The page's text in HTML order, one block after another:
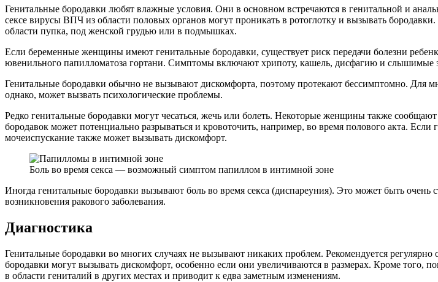
Генитальные бородавки любят влажные условия. Они в основном встречаются в генитальной и
сексе вирусы ВПЧ из области половых органов могут проникать в ротоглотку и вызывать
области пупка, под женской грудью или в подмышках.
Если беременные женщины имеют генитальные бородавки, существует риск передачи болезни
ювенильного папилломатоза гортани. Симптомы включают хрипоту, кашель, дисфагию и слышимые
Генитальные бородавки обычно не вызывают дискомфорта, поэтому протекают бессимптомно. Для
однако, может вызвать психологические проблемы.
Редко генитальные бородавки могут чесаться, жечь или болеть. Некоторые женщины также
бородавок может потенциально разрываться и кровоточить, например, во время полового акта. Если
мочеиспускание также может вызывать дискомфорт.
Боль во время секса — возможный симптом папиллом в интимной зоне
Иногда генитальные бородавки вызывают боль во время секса (диспареуния). Это может быть
возникновения ракового заболевания.
Диагностика
Генитальные бородавки во многих случаях не вызывают никаких проблем. Рекомендуется
бородавки могут вызывать дискомфорт, особенно если они увеличиваются в размерах. Кроме
в области гениталий в других местах и ​​приводит к едва заметным изменениям.